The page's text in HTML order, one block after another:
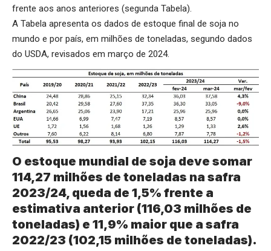
frente aos anos anteriores (segunda Tabela).
A Tabela apresenta os dados de estoque final de soja no
mundo e por país, em milhões de toneladas, segundo dados
do USDA, revisados em março de 2024.
O estoque mundial de soja deve somar
114,27 milhões de toneladas na safra
2023/24, queda de 1,5% frente a
estimativa anterior (116,03 milhões de
toneladas) e 11,9% maior que a safra
2022/23 (102,15 milhões de toneladas).